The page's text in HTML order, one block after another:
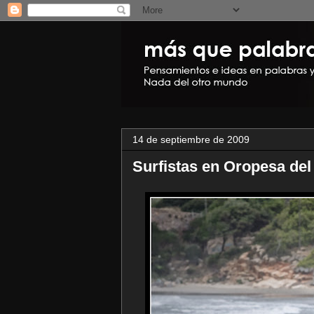
14 de septiembre de 2009
Surfistas en Oropesa